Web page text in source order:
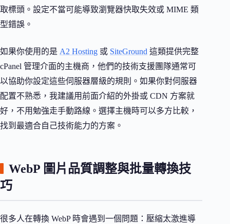
取標頭。設定不當可能導致瀏覽器快取失效或 MIME 類
型錯誤。
如果你使用的是 A2 Hosting 或 SiteGround 這類提供完整
cPanel 管理介面的主機商，他們的技術支援團隊通常可
以協助你設定這些伺服器層級的規則。如果你對伺服器
配置不熟悉，我建議用前面介紹的外掛或 CDN 方案就
好，不用勉強走手動路線。選擇主機時可以多方比較，
找到最適合自己技術能力的方案。
WebP 圖片品質調整與批量轉換技
巧
很多人在轉換 WebP 時會遇到一個問題：壓縮太激進導